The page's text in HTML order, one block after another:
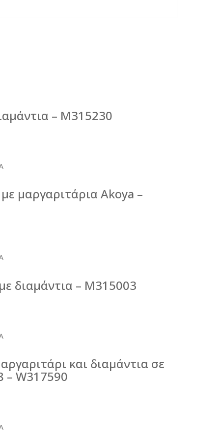
– M315230
μαργαριτάρια Akoya –
διαμάντια – M315003
και διαμάντια σε
– W317590